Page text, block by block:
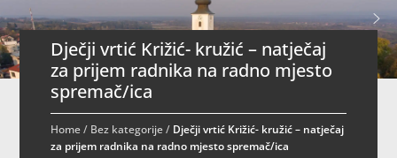
Dječji vrtić Križić- kružić – natječaj
za prijem radnika na radno mjesto
spremač/ica
Home/ Bez kategorije/ Dječji vrtić Križić- kružić – natječaj
za prijem radnika na radno mjesto spremač/ica